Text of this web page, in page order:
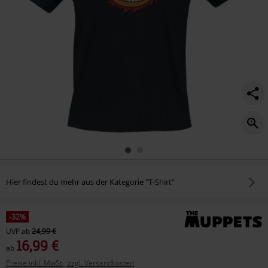
Hier findest du mehr aus der Kategorie "T-Shirt"
-32%
UVPab24,99 €
ab 16,99 €
Preise inkl. MwSt., zzgl. Versandkosten